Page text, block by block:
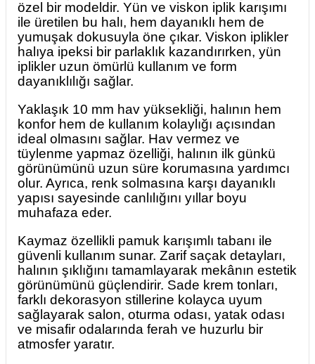
özel bir modeldir. Yün ve viskon iplik karışımı
ile üretilen bu halı, hem dayanıklı hem de
yumuşak dokusuyla öne çıkar. Viskon iplikler
halıya ipeksi bir parlaklık kazandırırken, yün
iplikler uzun ömürlü kullanım ve form
dayanıklılığı sağlar.
Yaklaşık 10 mm hav yüksekliği, halının hem
konfor hem de kullanım kolaylığı açısından
ideal olmasını sağlar. Hav vermez ve
tüylenme yapmaz özelliği, halının ilk günkü
görünümünü uzun süre korumasına yardımcı
olur. Ayrıca, renk solmasına karşı dayanıklı
yapısı sayesinde canlılığını yıllar boyu
muhafaza eder.
Kaymaz özellikli pamuk karışımlı tabanı ile
güvenli kullanım sunar. Zarif saçak detayları,
halının şıklığını tamamlayarak mekânın estetik
görünümünü güçlendirir. Sade krem tonları,
farklı dekorasyon stillerine kolayca uyum
sağlayarak salon, oturma odası, yatak odası
ve misafir odalarında ferah ve huzurlu bir
atmosfer yaratır.